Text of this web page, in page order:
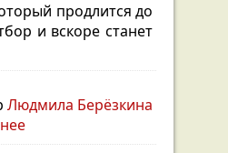
продлится до
и вскоре станет
Людмила Берёзкина